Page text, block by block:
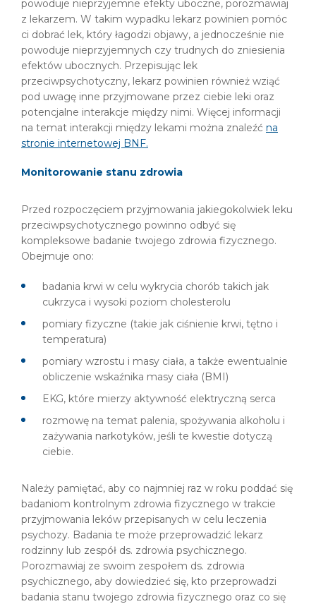
powoduje nieprzyjemne efekty uboczne, porozmawiaj
z lekarzem. W takim wypadku lekarz powinien pomóc
ci dobrać lek, który łagodzi objawy, a jednocześnie nie
powoduje nieprzyjemnych czy trudnych do zniesienia
efektów ubocznych. Przepisując lek
przeciwpsychotyczny, lekarz powinien również wziąć
pod uwagę inne przyjmowane przez ciebie leki oraz
potencjalne interakcje między nimi. Więcej informacji
na temat interakcji między lekami można znaleźć na
stronie internetowej BNF.
Monitorowanie stanu zdrowia
Przed rozpoczęciem przyjmowania jakiegokolwiek leku
przeciwpsychotycznego powinno odbyć się
kompleksowe badanie twojego zdrowia fizycznego.
Obejmuje ono:
badania krwi w celu wykrycia chorób takich jak
cukrzyca i wysoki poziom cholesterolu
pomiary fizyczne (takie jak ciśnienie krwi, tętno i
temperatura)
pomiary wzrostu i masy ciała, a także ewentualnie
obliczenie wskaźnika masy ciała (BMI)
EKG, które mierzy aktywność elektryczną serca
rozmowę na temat palenia, spożywania alkoholu i
zażywania narkotyków, jeśli te kwestie dotyczą
ciebie.
Należy pamiętać, aby co najmniej raz w roku poddać się
badaniom kontrolnym zdrowia fizycznego w trakcie
przyjmowania leków przepisanych w celu leczenia
psychozy. Badania te może przeprowadzić lekarz
rodzinny lub zespół ds. zdrowia psychicznego.
Porozmawiaj ze swoim zespołem ds. zdrowia
psychicznego, aby dowiedzieć się, kto przeprowadzi
badania stanu twojego zdrowia fizycznego oraz co się